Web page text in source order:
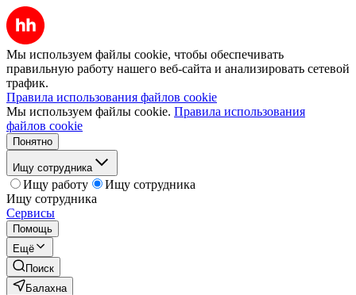
Мы используем файлы cookie, чтобы обеспечивать
правильную работу нашего веб-сайта и анализировать сетевой
трафик.
Правила использования файлов cookie
Мы используем файлы cookie. Правила использования
файлов cookie
Понятно
Ищу сотрудника
Ищу работу
Ищу сотрудника
Ищу сотрудника
Сервисы
Помощь
Ещё
Поиск
Балахна